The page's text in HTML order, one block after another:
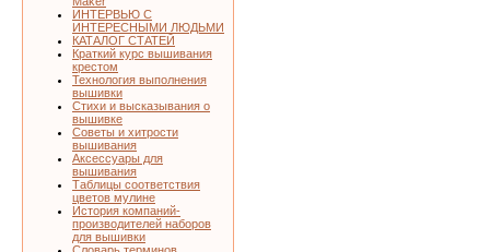
ИНТЕРВЬЮ С
ИНТЕРЕСНЫМИ ЛЮДЬМИ
КАТАЛОГ СТАТЕЙ
Краткий курс вышивания
крестом
Технология выполнения
вышивки
Стихи и высказывания о
вышивке
Советы и хитрости
вышивания
Аксессуары для
вышивания
Таблицы соответствия
цветов мулине
История компаний-
производителей наборов
для вышивки